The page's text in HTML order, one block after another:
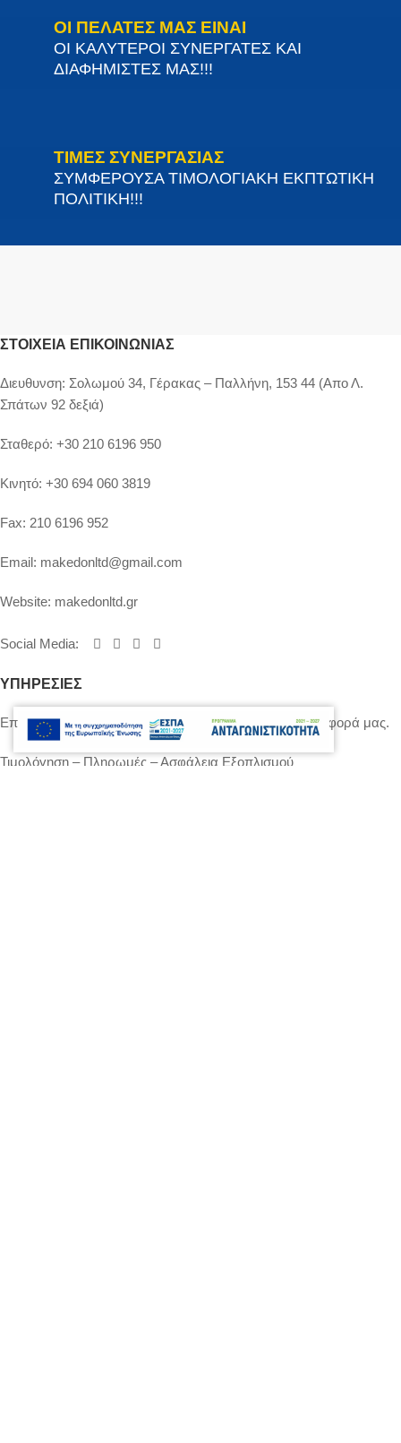
ΟΙ ΠΕΛΑΤΕΣ ΜΑΣ ΕΙΝΑΙ
ΟΙ ΚΑΛΥΤΕΡΟΙ ΣΥΝΕΡΓΑΤΕΣ ΚΑΙ
ΔΙΑΦΗΜΙΣΤΕΣ ΜΑΣ!!!
ΤΙΜΕΣ ΣΥΝΕΡΓΑΣΙΑΣ
ΣΥΜΦΕΡΟΥΣΑ ΤΙΜΟΛΟΓΙΑΚΗ ΕΚΠΤΩΤΙΚΗ
ΠΟΛΙΤΙΚΗ!!!
ΣΤΟΙΧΕΊΑ ΕΠΙΚΟΙΝΩΝΊΑΣ
Διευθυνση: Σολωμού 34, Γέρακας – Παλλήνη, 153 44 (Απο Λ.
Σπάτων 92 δεξιά)
Σταθερό: +30 210 6196 950
Κινητό: +30 694 060 3819
Fax: 210 6196 952
Email: makedonltd@gmail.com
Website: makedonltd.gr
Social Media:
ΥΠΗΡΕΣΙΕΣ
Επικοινωνήστε μαζί μας για να σας δώσουμε την προσφορά μας.
Τιμολόγηση – Πληρωμές – Ασφάλεια Εξοπλισμού